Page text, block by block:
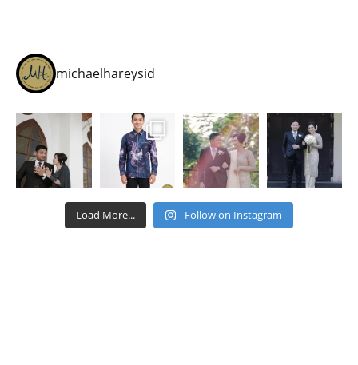
michaelhareysid
Load More... Follow on Instagram